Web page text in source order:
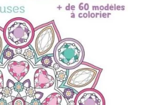
de
souhaits